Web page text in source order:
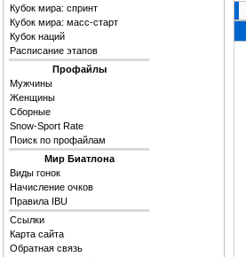
Кубок мира: спринт
Кубок мира: масс-старт
Кубок наций
Расписание этапов
Профайлы
Мужчины
Женщины
Сборные
Snow-Sport Rate
Поиск по профайлам
Мир Биатлона
Виды гонок
Начисление очков
Правила IBU
Ссылки
Карта сайта
Обратная связь